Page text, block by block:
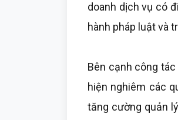
doanh dịch vụ có
hành pháp luật và
Bên cạnh công
hiện nghiêm các
tăng cường quản